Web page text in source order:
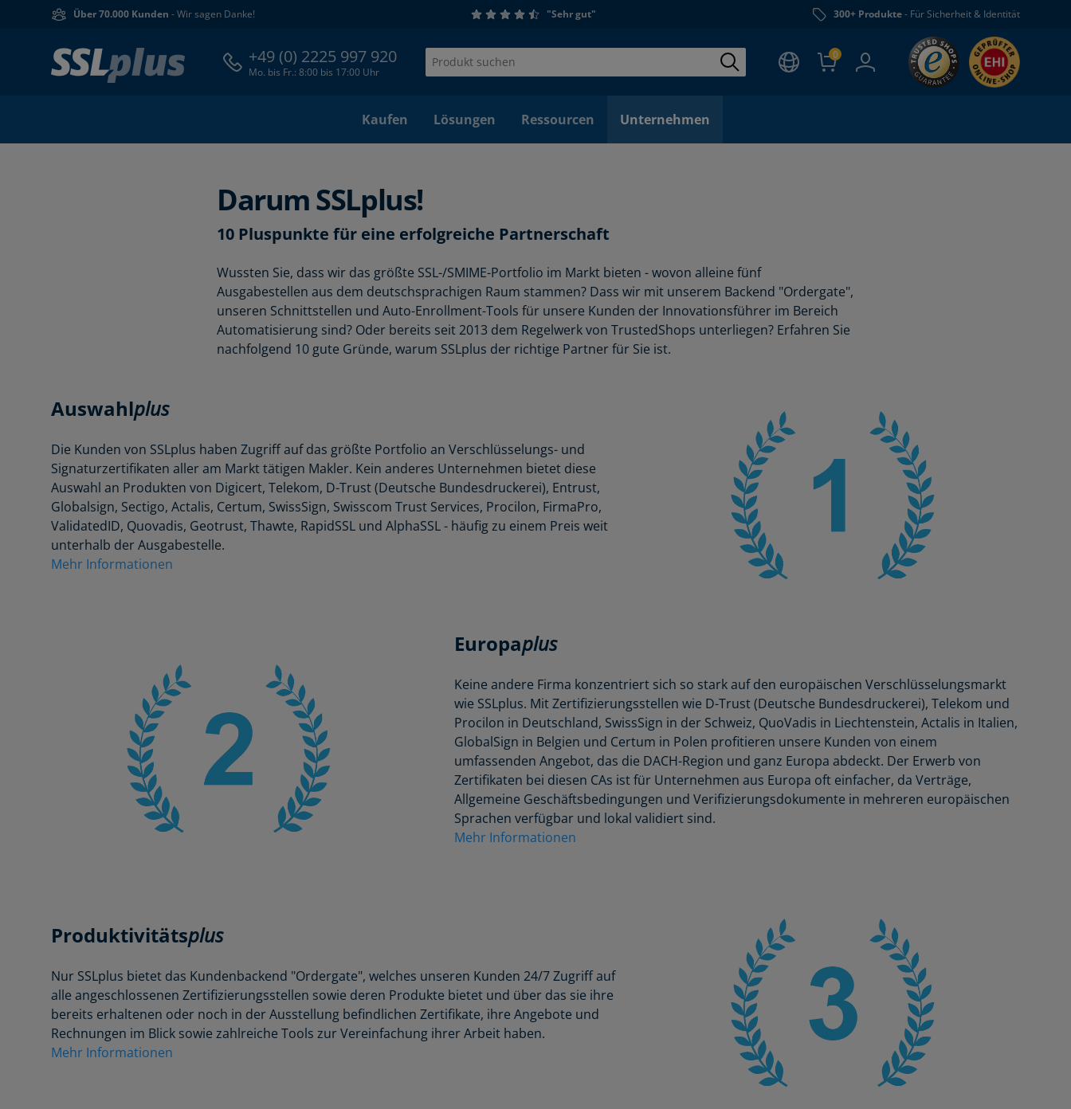
Über 70.000 Kunden - Wir sagen Danke! "Sehr gut" 300+ Produkte- Für Sicherheit & Identität
+49 (0) 2225 997 920
Mo. bis Fr.: 8:00 bis 17:00 Uhr
0
Kaufen Lösungen Ressourcen Unternehmen
Darum SSLplus!
10 Pluspunkte für eine erfolgreiche Partnerschaft
Wussten Sie, dass wir das größte SSL-/SMIME-Portfolio im Markt bieten - wovon alleine fünf
Ausgabestellen aus dem deutschsprachigen Raum stammen? Dass wir mit unserem Backend "Ordergate",
unseren Schnittstellen und Auto-Enrollment-Tools für unsere Kunden der Innovationsführer im Bereich
Automatisierung sind? Oder bereits seit 2013 dem Regelwerk von TrustedShops unterliegen? Erfahren Sie
nachfolgend 10 gute Gründe, warum SSLplus der richtige Partner für Sie ist.
Auswahlplus
Die Kunden von SSLplus haben Zugriff auf das größte Portfolio an Verschlüsselungs- und
Signaturzertifikaten aller am Markt tätigen Makler. Kein anderes Unternehmen bietet diese
Auswahl an Produkten von Digicert, Telekom, D-Trust (Deutsche Bundesdruckerei), Entrust,
Globalsign, Sectigo, Actalis, Certum, SwissSign, Swisscom Trust Services, Procilon, FirmaPro,
ValidatedID, Quovadis, Geotrust, Thawte, RapidSSL und AlphaSSL - häufig zu einem Preis weit
unterhalb der Ausgabestelle.
Mehr Informationen
Europaplus
Keine andere Firma konzentriert sich so stark auf den europäischen Verschlüsselungsmarkt
wie SSLplus. Mit Zertifizierungsstellen wie D-Trust (Deutsche Bundesdruckerei), Telekom und
Procilon in Deutschland, SwissSign in der Schweiz, QuoVadis in Liechtenstein, Actalis in Italien,
GlobalSign in Belgien und Certum in Polen profitieren unsere Kunden von einem
umfassenden Angebot, das die DACH-Region und ganz Europa abdeckt. Der Erwerb von
Zertifikaten bei diesen CAs ist für Unternehmen aus Europa oft einfacher, da Verträge,
Allgemeine Geschäftsbedingungen und Verifizierungsdokumente in mehreren europäischen
Sprachen verfügbar und lokal validiert sind.
Mehr Informationen
Produktivitätsplus
Nur SSLplus bietet das Kundenbackend "Ordergate", welches unseren Kunden 24/7 Zugriff auf
alle angeschlossenen Zertifizierungsstellen sowie deren Produkte bietet und über das sie ihre
bereits erhaltenen oder noch in der Ausstellung befindlichen Zertifikate, ihre Angebote und
Rechnungen im Blick sowie zahlreiche Tools zur Vereinfachung ihrer Arbeit haben.
Mehr Informationen